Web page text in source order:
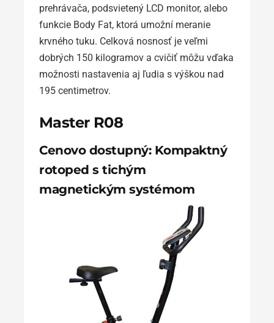
prehrávača, podsvietený LCD monitor, alebo
funkcie Body Fat, ktorá umožní meranie
krvného tuku. Celková nosnosť je veľmi
dobrých 150 kilogramov a cvičiť môžu vďaka
možnosti nastavenia aj ľudia s výškou nad
195 centimetrov.
Master R08
Cenovo dostupný: Kompaktný
rotoped s tichým
magnetickým systémom